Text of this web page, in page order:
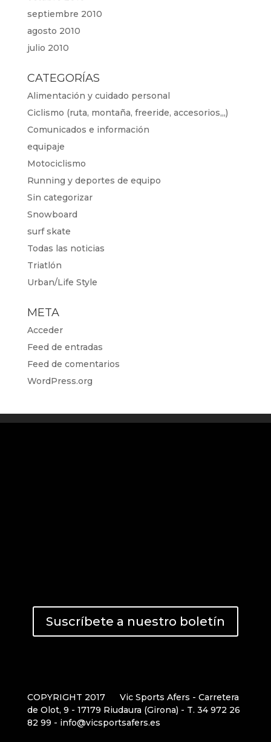
septiembre 2010
agosto 2010
julio 2010
CATEGORÍAS
Alimentación y cuidado personal
Ciclismo (ruta, montaña, freeride, accesorios,,,)
Comunicados e información
equipaje
Motociclismo
Running y deportes de equipo
Sin categorizar
Snowboard
surf skate
Todas las noticias
Triatlón
Urban/Life Style
META
Acceder
Feed de entradas
Feed de comentarios
WordPress.org
Suscríbete a nuestro boletín
COPYRIGHT 2017
Vic Sports Afers - Carretera
de Olot, 9 - 17179 Riudaura (Girona) - T. 34 972 26
82 99 - info@vicsportsafers.es